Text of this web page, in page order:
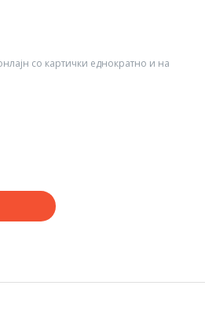
со картички еднократно и на